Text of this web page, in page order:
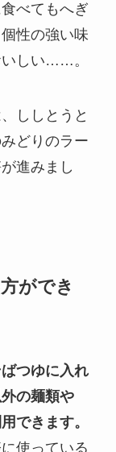
べてもへぎ
性の強い味
いしい……。
ししとうと
どりのラー
進みまし
ができ
つゆに入れ
の麺類や
できます。
使っている